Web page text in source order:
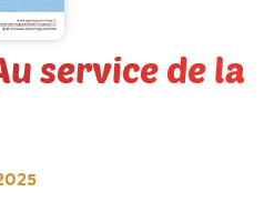
service de la